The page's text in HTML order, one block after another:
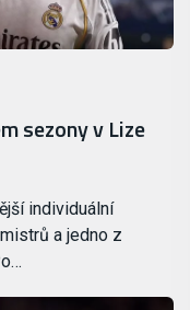
sezony v Lize
individuální
a jedno z